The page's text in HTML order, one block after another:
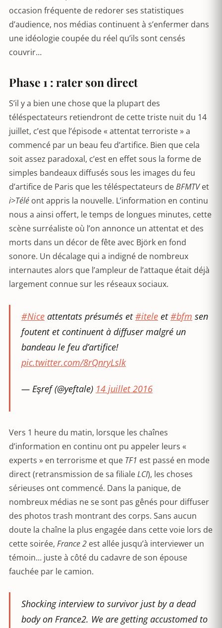
occasion fréquente de redorer ses statistiques
d’audience, nos médias continuent à s’enfermer dans
une idéologie coupée du réel qu’ils sont censés
couvrir…
Phase 1 : rater son direct
S’il y a bien une chose que la plupart des
téléspectateurs retiendront de cette triste nuit du 14
juillet, c’est que l’épisode « attentat terroriste » a
commencé par un beau feu d’artifice. Bien que cela
soit assez paradoxal, c’est en effet sous la forme de
simples bandeaux diffusés sous les images du feu
d’artifice de Paris que les téléspectateurs deBFMTVet
i>Télé ont appris la nouvelle. L’information en continu
nous a ainsi offert, le temps de longues minutes, cette
scène surréaliste où l’on annonce un attentat et des
morts dans un décor de fête avec Björk en fond
sonore. Un décalage qui a indigné de nombreux
internautes alors que l’ampleur de l’attaque était déjà
largement connue sur les réseaux sociaux.
#Nice attentats présumés et#itele et#bfm sen
foutent et continuent à diffuser malgré un
bandeau le feu d’artifice!
pic.twitter.com/8rQnryLslk
— Eşref (@yeftale) 14 juillet 2016
Vers 1 heure du matin, lorsque les chaînes
d’information en continu ont pu appeler leurs «
experts » en terrorisme et que TF1 est passé en mode
direct (retransmission de sa filialeLCI), les choses
sérieuses ont commencé. Dans la panique, de
nombreux médias ne se sont pas gênés pour diffuser
des photos trash montrant des corps. Sans aucun
doute la chaîne la plus engagée dans cette voie lors de
cette soirée, France 2 est allée jusqu’à interviewer un
témoin… juste à côté du cadavre de son épouse
fauchée par le camion.
Shocking interview to survivor just by a dead
body on France2. We are getting accustomed to